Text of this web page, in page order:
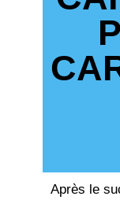
Après le